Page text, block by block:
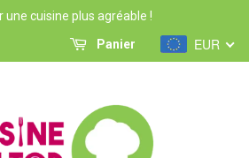
une cuisine plus agréable !
EUR
Panier